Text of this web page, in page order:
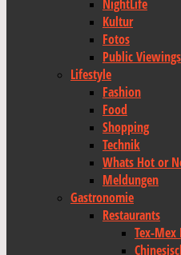
NightLife
Kultur
Fotos
Public
Lifestyle
Fashion
Food
Shopping
Technik
Whats Hot or
Meldungen
Gastronomie
Restaurants
Tex-Mex